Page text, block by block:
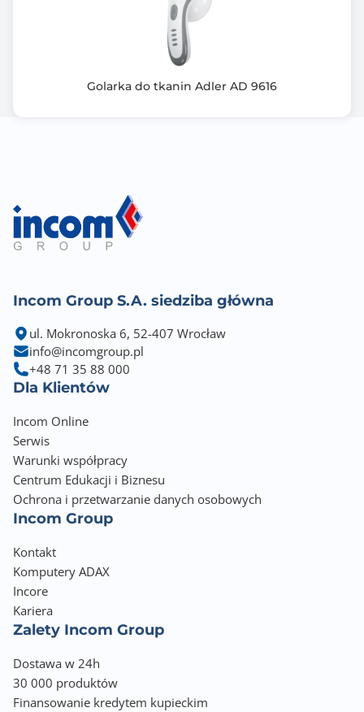
Golarka do tkanin Adler AD 9616
Incom Group S.A. siedziba główna
ul. Mokronoska 6, 52-407 Wrocław
info@incomgroup.pl
+48 71 35 88 000
Dla Klientów
Incom Online
Serwis
Warunki współpracy
Centrum Edukacji i Biznesu
Ochrona i przetwarzanie danych osobowych
Incom Group
Kontakt
Komputery ADAX
Incore
Kariera
Zalety Incom Group
Dostawa w 24h
30 000 produktów
Finansowanie kredytem kupieckim